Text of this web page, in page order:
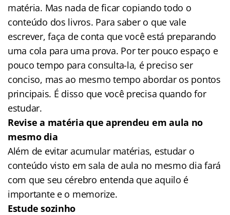
matéria. Mas nada de ficar copiando todo o
conteúdo dos livros. Para saber o que vale
escrever, faça de conta que você está preparando
uma cola para uma prova. Por ter pouco espaço e
pouco tempo para consulta-la, é preciso ser
conciso, mas ao mesmo tempo abordar os pontos
principais. É disso que você precisa quando for
estudar.
Revise a matéria que aprendeu em aula no
mesmo dia
Além de evitar acumular matérias, estudar o
conteúdo visto em sala de aula no mesmo dia fará
com que seu cérebro entenda que aquilo é
importante e o memorize.
Estude sozinho